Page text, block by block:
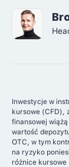
Inwestycje w
kursowe (CFD),
finansowej
wartość
OTC, w tym
na ryzyko
różnice kursowe